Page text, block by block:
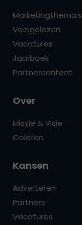
Marketingthema’s
Veelgelezen
Vacatures
Jaarboek
Partnercontent
Over
Missie & Visie
Colofon
Kansen
Adverteren
Partners
Vacatures